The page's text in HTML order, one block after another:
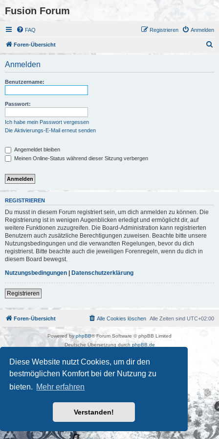
Diese Website nutzt Cookies, um dir den
bestmöglichen Komfort bei der Nutzung zu
bieten. Mehr erfahren
Verstanden!
Fusion Forum
FAQ Anmelden
Registrieren
Foren-Übersicht
Anmelden
Benutzername:
Passwort:
Ich habe mein Passwort vergessen
Die Aktivierungs-E-Mail erneut senden
Angemeldet bleiben
Meinen Online-Status während dieser Sitzung verbergen
REGISTRIEREN
Du musst in diesem Forum registriert sein, um dich anmelden zu können. Die
Registrierung ist in wenigen Augenblicken erledigt und ermöglicht dir, auf
weitere Funktionen zuzugreifen. Die Board-Administration kann registrierten
Benutzern auch zusätzliche Berechtigungen zuweisen. Beachte bitte unsere
Nutzungsbedingungen und die verwandten Regelungen, bevor du dich
registrierst. Bitte beachte auch die jeweiligen Forenregeln, wenn du dich in
diesem Board bewegst.
Nutzungsbedingungen | Datenschutzerklärung
Registrieren
Foren-Übersicht Alle Zeiten sind UTC+02:00
Alle Cookies löschen
Powered byphpBB® Forum Software © phpBB Limited
Deutsche Übersetzung durch phpBB.de
Datenschutz| Nutzungsbedingungen